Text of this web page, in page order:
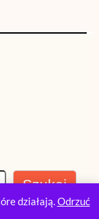
działają.Odrzuć
Szukaj